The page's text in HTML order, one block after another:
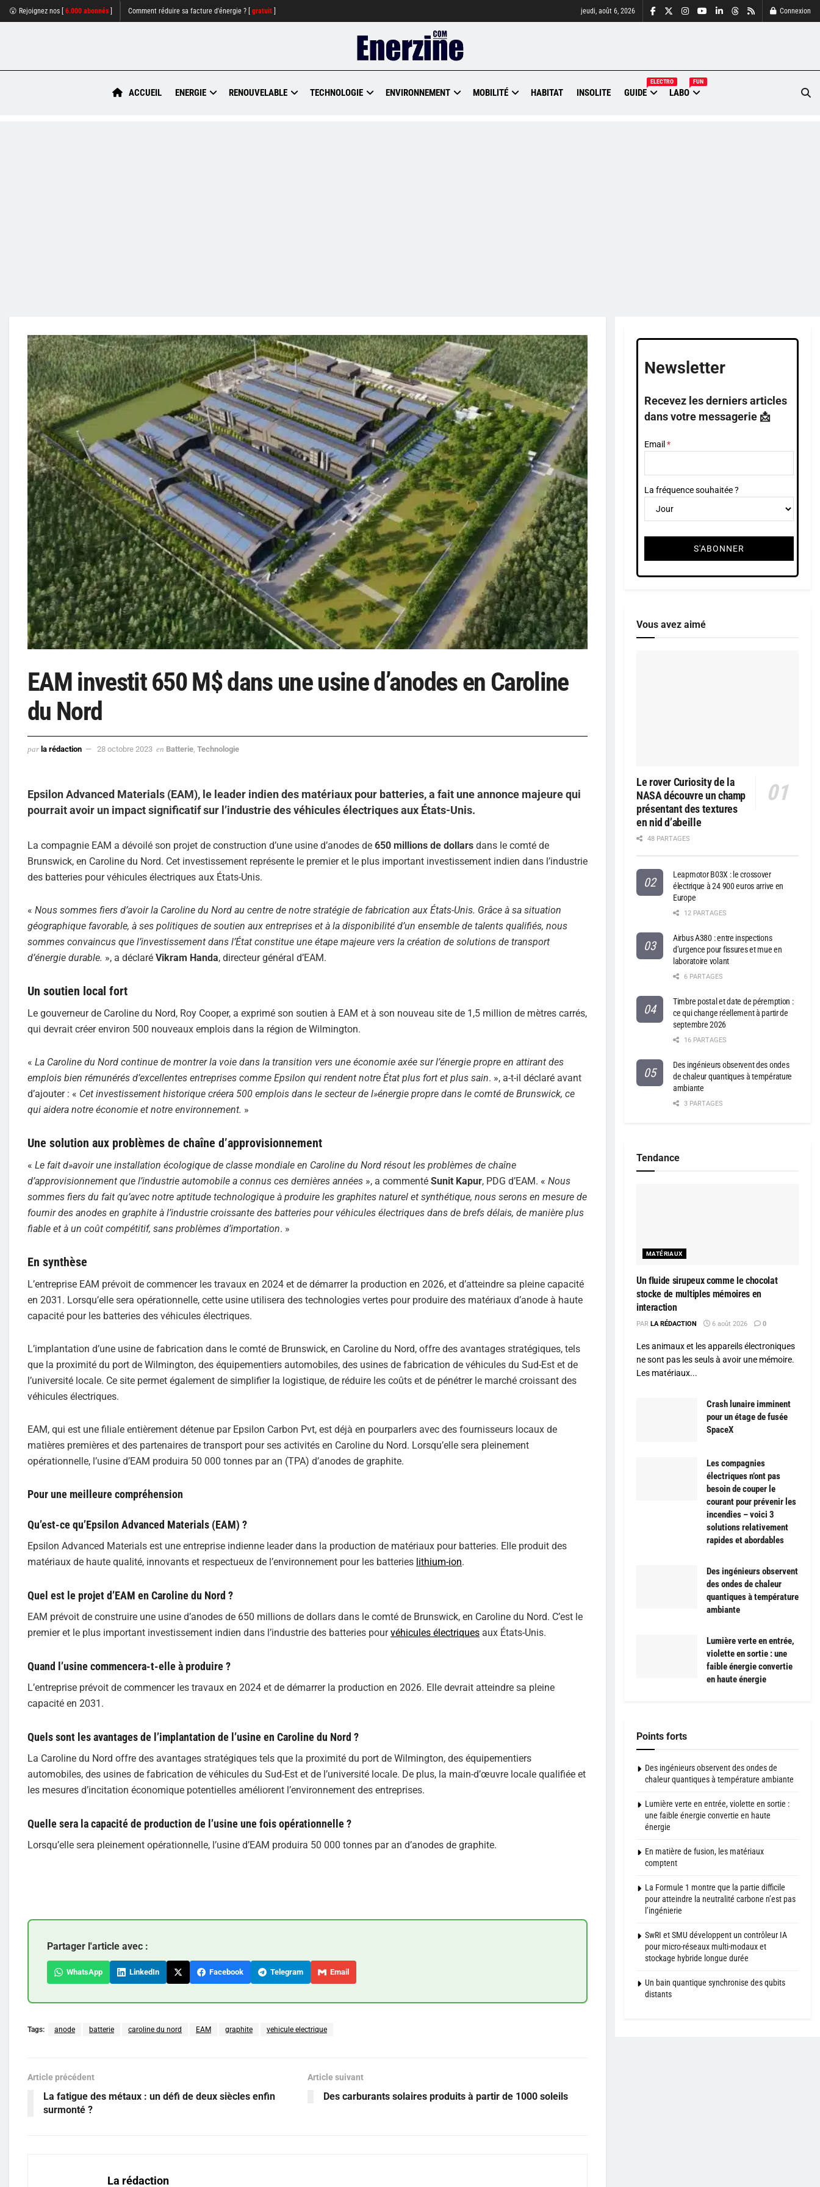
😮 Rejoignez nos [ 6.000 abonnés Comment réduire sa facture d'énergie ? [ gratuit jeudi, août 6, 2026 Connexion
ACCUEIL ENERGIE RENOUVELABLE TECHNOLOGIE ENVIRONNEMENT MOBILITÉ HABITAT INSOLITE GUIDE
ELECTRO
LABO
FUN
EAM investit 650 M$ dans une usine d’anodes en Caroline
du Nord
par la rédaction 28 octobre 2023 en Batterie, Technologie
Epsilon Advanced Materials (EAM), le leader indien des matériaux pour batteries, a fait une annonce majeure qui
pourrait avoir un impact significatif sur l’industrie des véhicules électriques aux États-Unis.
La compagnie EAM a dévoilé son projet de construction d’une usine d’anodes de 650 millions de dollars dans le comté de
Brunswick, en Caroline du Nord. Cet investissement représente le premier et le plus important investissement indien dans l’industrie
des batteries pour véhicules électriques aux États-Unis.
« Nous sommes fiers d’avoir la Caroline du Nord au centre de notre stratégie de fabrication aux États-Unis. Grâce à sa situation
géographique favorable, à ses politiques de soutien aux entreprises et à la disponibilité d’un ensemble de talents qualifiés, nous
sommes convaincus que l’investissement dans l’État constitue une étape majeure vers la création de solutions de transport
d’énergie durable. », a déclaré Vikram Handa, directeur général d’EAM.
Un soutien local fort
Le gouverneur de Caroline du Nord, Roy Cooper, a exprimé son soutien à EAM et à son nouveau site de 1,5 million de mètres carrés,
qui devrait créer environ 500 nouveaux emplois dans la région de Wilmington.
« La Caroline du Nord continue de montrer la voie dans la transition vers une économie axée sur l’énergie propre en attirant des
emplois bien rémunérés d’excellentes entreprises comme Epsilon qui rendent notre État plus fort et plus sain. », a-t-il déclaré avant
d’ajouter : « Cet investissement historique créera 500 emplois dans le secteur de l»énergie propre dans le comté de Brunswick, ce
qui aidera notre économie et notre environnement. »
Une solution aux problèmes de chaîne d’approvisionnement
« Le fait d»avoir une installation écologique de classe mondiale en Caroline du Nord résout les problèmes de chaîne
d’approvisionnement que l’industrie automobile a connus ces dernières années », a commenté Sunit Kapur, PDG d’EAM. « Nous
sommes fiers du fait qu’avec notre aptitude technologique à produire les graphites naturel et synthétique, nous serons en mesure de
fournir des anodes en graphite à l’industrie croissante des batteries pour véhicules électriques dans de brefs délais, de manière plus
fiable et à un coût compétitif, sans problèmes d’importation. »
En synthèse
L’entreprise EAM prévoit de commencer les travaux en 2024 et de démarrer la production en 2026, et d’atteindre sa pleine capacité
en 2031. Lorsqu’elle sera opérationnelle, cette usine utilisera des technologies vertes pour produire des matériaux d’anode à haute
capacité pour les batteries des véhicules électriques.
L’implantation d’une usine de fabrication dans le comté de Brunswick, en Caroline du Nord, offre des avantages stratégiques, tels
que la proximité du port de Wilmington, des équipementiers automobiles, des usines de fabrication de véhicules du Sud-Est et de
l’université locale. Ce site permet également de simplifier la logistique, de réduire les coûts et de pénétrer le marché croissant des
véhicules électriques.
EAM, qui est une filiale entièrement détenue par Epsilon Carbon Pvt, est déjà en pourparlers avec des fournisseurs locaux de
matières premières et des partenaires de transport pour ses activités en Caroline du Nord. Lorsqu’elle sera pleinement
opérationnelle, l’usine d’EAM produira 50 000 tonnes par an (TPA) d’anodes de graphite.
Pour une meilleure compréhension
Qu’est-ce qu’Epsilon Advanced Materials (EAM) ?
Epsilon Advanced Materials est une entreprise indienne leader dans la production de matériaux pour batteries. Elle produit des
matériaux de haute qualité, innovants et respectueux de l’environnement pour les batteries lithium-ion.
Quel est le projet d’EAM en Caroline du Nord ?
EAM prévoit de construire une usine d’anodes de 650 millions de dollars dans le comté de Brunswick, en Caroline du Nord. C’est le
premier et le plus important investissement indien dans l’industrie des batteries pourvéhicules électriques aux États-Unis.
Quand l’usine commencera-t-elle à produire ?
L’entreprise prévoit de commencer les travaux en 2024 et de démarrer la production en 2026. Elle devrait atteindre sa pleine
capacité en 2031.
Quels sont les avantages de l’implantation de l’usine en Caroline du Nord ?
La Caroline du Nord offre des avantages stratégiques tels que la proximité du port de Wilmington, des équipementiers
automobiles, des usines de fabrication de véhicules du Sud-Est et de l’université locale. De plus, la main-d’œuvre locale qualifiée et
les mesures d’incitation économique potentielles améliorent l’environnement des entreprises.
Quelle sera la capacité de production de l’usine une fois opérationnelle ?
Lorsqu’elle sera pleinement opérationnelle, l’usine d’EAM produira 50 000 tonnes par an d’anodes de graphite.
Partager l'article avec :
WhatsApp LinkedIn Facebook Telegram Email
Tags: anode batterie caroline du nord EAM graphite vehicule electrique
Article précédent
La fatigue des métaux : un défi de deux siècles enfin
surmonté ?
Article suivant
Des carburants solaires produits à partir de 1000 soleils
La rédaction
Newsletter
Recevez les derniers articles
dans votre messagerie 📩
Email
La fréquence souhaitée ?
Vous avez aimé
Le rover Curiosity de la
NASA découvre un champ
présentant des textures
en nid d’abeille
48 PARTAGES
Leapmotor B03X : le crossover
électrique à 24 900 euros arrive en
Europe
12 PARTAGES
Airbus A380 : entre inspections
d’urgence pour fissures et mue en
laboratoire volant
6 PARTAGES
Timbre postal et date de péremption :
ce qui change réellement à partir de
septembre 2026
16 PARTAGES
Des ingénieurs observent des ondes
de chaleur quantiques à température
ambiante
3 PARTAGES
Tendance
MATÉRIAUX
Un fluide sirupeux comme le chocolat
stocke de multiples mémoires en
interaction
PAR LA RÉDACTION 6 août 2026 0
Les animaux et les appareils électroniques
ne sont pas les seuls à avoir une mémoire.
Les matériaux...
Crash lunaire imminent
pour un étage de fusée
SpaceX
Les compagnies
électriques n’ont pas
besoin de couper le
courant pour prévenir les
incendies – voici 3
solutions relativement
rapides et abordables
Des ingénieurs observent
des ondes de chaleur
quantiques à température
ambiante
Lumière verte en entrée,
violette en sortie : une
faible énergie convertie
en haute énergie
Points forts
Des ingénieurs observent des ondes de
chaleur quantiques à température ambiante
Lumière verte en entrée, violette en sortie :
une faible énergie convertie en haute
énergie
En matière de fusion, les matériaux
comptent
La Formule 1 montre que la partie difficile
pour atteindre la neutralité carbone n’est pas
l’ingénierie
SwRI et SMU développent un contrôleur IA
pour micro-réseaux multi-modaux et
stockage hybride longue durée
Un bain quantique synchronise des qubits
distants